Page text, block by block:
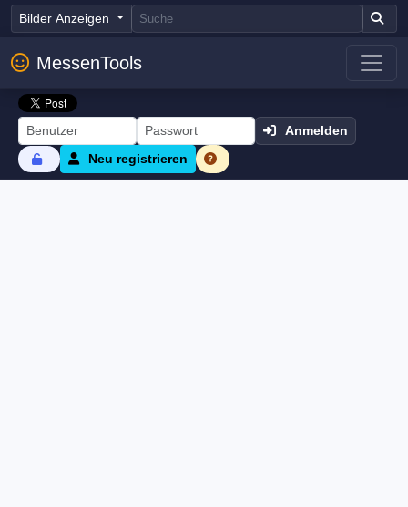
Bilder Anzeigen
MessenTools
Anmelden
Neu registrieren